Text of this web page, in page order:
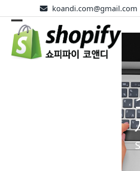
to
content
koandi.com@gmail.com
Open
mobile
Close
mobile